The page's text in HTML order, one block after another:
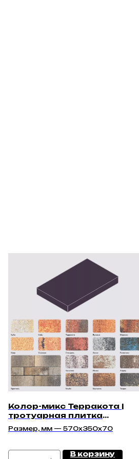
Колор-микс Терракота |
тротуарная плитка
"Леонардо 70мм" | Гладкая
Размер, мм — 570x350x70
В корзину